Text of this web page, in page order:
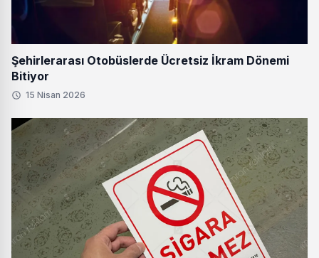
Şehirlerarası Otobüslerde Ücretsiz İkram Dönemi
Bitiyor
15 Nisan 2026